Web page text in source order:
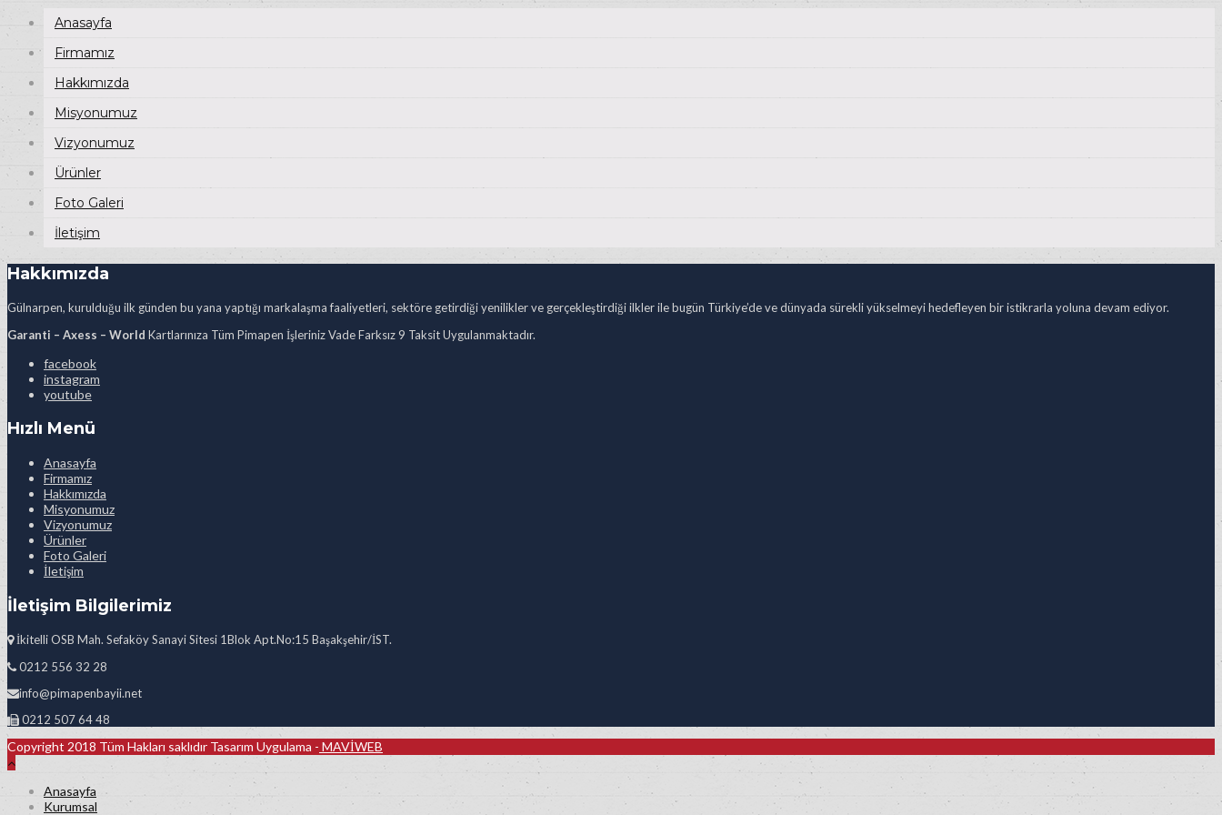
Anasayfa
Firmamız
Hakkımızda
Misyonumuz
Vizyonumuz
Ürünler
Foto Galeri
İletişim
Hakkımızda
Gülnarpen, kurulduğu ilk günden bu yana yaptığı markalaşma faaliyetleri, sektöre getirdiği yenilikler ve gerçekleştirdiği ilkler ile bugün Türkiye’de ve dünyada sürekli yükselmeyi hedefleyen bir istikrarla yoluna devam ediyor.
Garanti – Axess – World Kartlarınıza Tüm Pimapen İşleriniz Vade Farksız 9 Taksit Uygulanmaktadır.
facebook
instagram
youtube
Hızlı Menü
Anasayfa
Firmamız
Hakkımızda
Misyonumuz
Vizyonumuz
Ürünler
Foto Galeri
İletişim
İletişim Bilgilerimiz
İkitelli OSB Mah. Sefaköy Sanayi Sitesi 1Blok Apt.No:15 Başakşehir/İST.
0212 556 32 28
info@pimapenbayii.net
0212 507 64 48
Copyright 2018 Tüm Hakları saklıdır Tasarım Uygulama - MAVİWEB
Anasayfa
Kurumsal